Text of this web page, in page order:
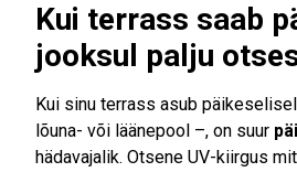
Kui terrass saab
jooksul palju
Kui sinu terrass asub
lõuna- või läänepool –, on suur
hädavajalik. Otsene UV-kiirgus